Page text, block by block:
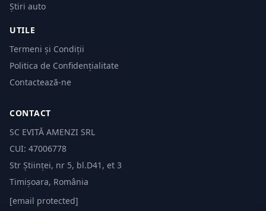
Știri auto
UTILE
Termeni și Condiții
Politica de Confidențialitate
Contactează-ne
CONTACT
SC EVITĂ AMENZI SRL
CUI: 47006778
Str Științei, nr 5, bl.D41, et 3
Timișoara, România
[email protected]